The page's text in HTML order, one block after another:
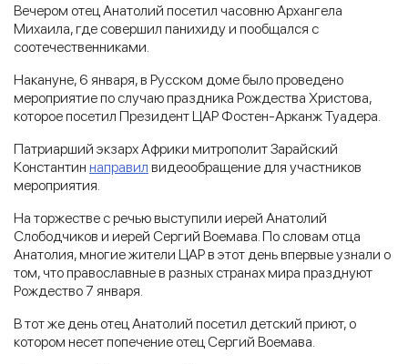
Вечером отец Анатолий посетил часовню Архангела
Михаила, где совершил панихиду и пообщался с
соотечественниками.
Накануне, 6 января, в Русском доме было проведено
мероприятие по случаю праздника Рождества Христова,
которое посетил Президент ЦАР Фостен-Арканж Туадера.
Патриарший экзарх Африки митрополит Зарайский
Константин направил видеообращение для участников
мероприятия.
На торжестве с речью выступили иерей Анатолий
Слободчиков и иерей Сергий Воемава. По словам отца
Анатолия, многие жители ЦАР в этот день впервые узнали о
том, что православные в разных странах мира празднуют
Рождество 7 января.
В тот же день отец Анатолий посетил детский приют, о
котором несет попечение отец Сергий Воемава.